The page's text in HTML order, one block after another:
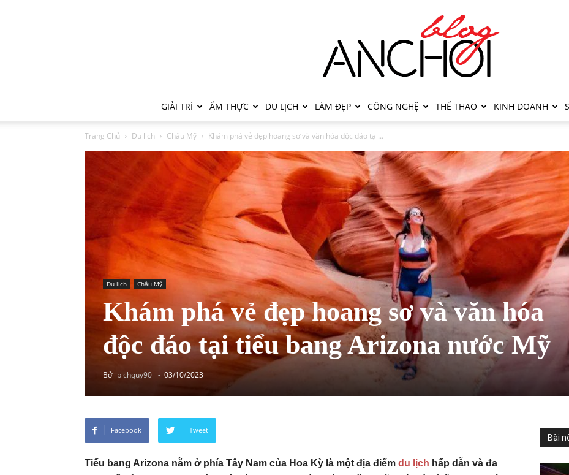
GIẢI TRÍ ẨM THỰC DU LỊCH LÀM ĐẸP CÔNG NGHỆ THỂ THAO KINH DOANH
Trang Chủ Du lịch Châu Mỹ Khám phá vẻ đẹp hoang sơ và văn hóa độc đáo tại...
Du lịch Châu Mỹ
Khám phá vẻ đẹp hoang sơ và văn hóa
độc đáo tại tiểu bang Arizona nước Mỹ
Bởi bichquy90 - 03/10/2023
Facebook Tweet
Tiểu bang Arizona nằm ở phía Tây Nam của Hoa Kỳ là một địa điểm du lịch hấp dẫn và đa
Bài